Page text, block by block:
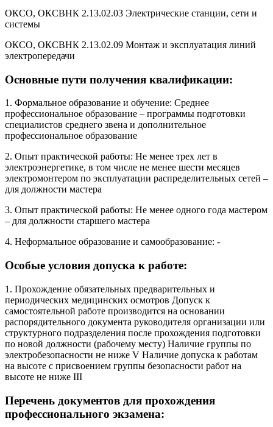
ОКСО, ОКСВНК 2.13.02.03 Электрические станции, сети и
системы
ОКСО, ОКСВНК 2.13.02.09 Монтаж и эксплуатация линий
электропередачи
Основные пути получения квалификации:
1. Формальное образование и обучение: Среднее
профессиональное образование – программы подготовки
специалистов среднего звена и дополнительное
профессиональное образование
2. Опыт практической работы: Не менее трех лет в
электроэнергетике, в том числе не менее шести месяцев
электромонтером по эксплуатации распределительных сетей –
для должности мастера
3. Опыт практической работы: Не менее одного года мастером
– для должности старшего мастера
4. Неформальное образование и самообразование: -
Особые условия допуска к работе:
1. Прохождение обязательных предварительных и
периодических медицинских осмотров Допуск к
самостоятельной работе производится на основании
распорядительного документа руководителя организации или
структурного подразделения после прохождения подготовки
по новой должности (рабочему месту) Наличие группы по
электробезопасности не ниже V Наличие допуска к работам
на высоте с присвоением группы безопасности работ на
высоте не ниже III
Перечень документов для прохождения
профессионального экзамена: